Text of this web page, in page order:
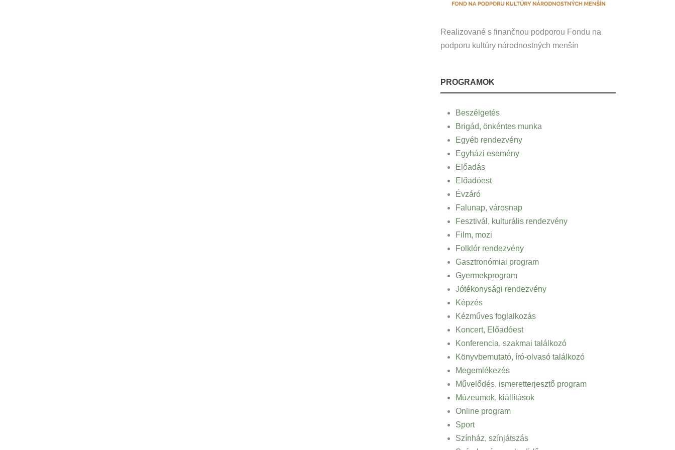
Realizované s finančnou podporou Fondu na
podporu kultúry národnostných menšín
PROGRAMOK
Beszélgetés
Brigád, önkéntes munka
Egyéb rendezvény
Egyházi esemény
Előadás
Előadóest
Évzáró
Falunap, városnap
Fesztivál, kulturális rendezvény
Film, mozi
Folklór rendezvény
Gasztronómiai program
Gyermekprogram
Jótékonysági rendezvény
Képzés
Kézműves foglalkozás
Koncert, Előadóest
Konferencia, szakmai találkozó
Könyvbemutató, író-olvasó találkozó
Megemlékezés
Művelődés, ismeretterjesztő program
Múzeumok, kiállítások
Online program
Sport
Színház, színjátszás